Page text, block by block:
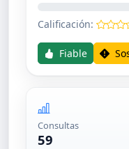
Calificación:
Fiable
Consultas
59